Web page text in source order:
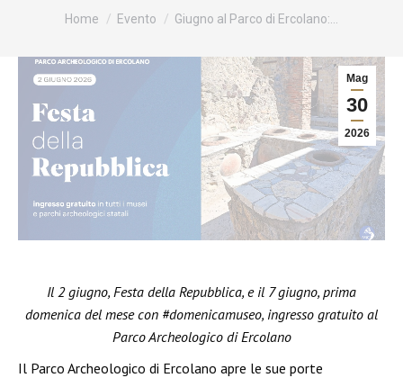
Tu sei qui:
Home Evento Giugno al Parco di Ercolano:…
Mag
30
2026
Il 2 giugno, Festa della Repubblica, e il 7 giugno, prima
domenica del mese con #domenicamuseo, ingresso gratuito al
Parco Archeologico di Ercolano
Il Parco Archeologico di Ercolano apre le sue porte